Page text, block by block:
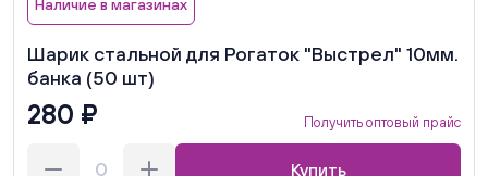
Наличие в магазинах
Шарик стальной для Рогаток "Выстрел" 10мм.
банка (50 шт)
280 ₽ Получить оптовый прайс
Купить